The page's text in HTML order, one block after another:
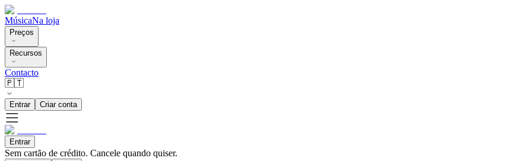
MúsicaNa loja
Preços
Recursos
Contacto
🇵🇹
Entrar Criar conta
Entrar
Sem cartão de crédito. Cancele quando quiser.